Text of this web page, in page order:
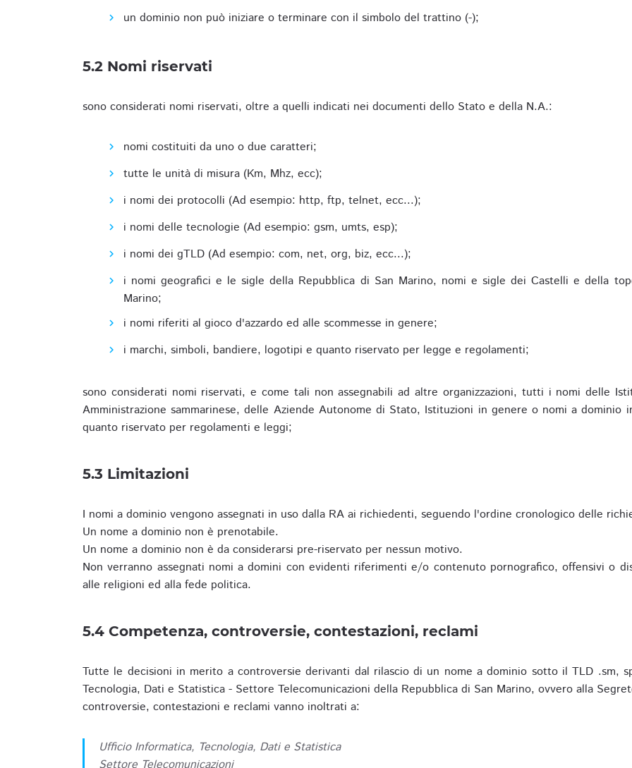
un dominio non può iniziare o terminare con il simbolo del trattino (-);
5.2 Nomi riservati
sono considerati nomi riservati, oltre a quelli indicati nei documenti dello Stato e della N.A.:
nomi costituiti da uno o due caratteri;
tutte le unità di misura (Km, Mhz, ecc);
i nomi dei protocolli (Ad esempio: http, ftp, telnet, ecc...);
i nomi delle tecnologie (Ad esempio: gsm, umts, esp);
i nomi dei gTLD (Ad esempio: com, net, org, biz, ecc...);
i nomi geografici e le sigle della Repubblica di San Marino, nomi e sigle dei Castelli e della
Marino;
i nomi riferiti al gioco d'azzardo ed alle scommesse in genere;
i marchi, simboli, bandiere, logotipi e quanto riservato per legge e regolamenti;
sono considerati nomi riservati, e come tali non assegnabili ad altre organizzazioni, tutti i nomi delle
Amministrazione sammarinese, delle Aziende Autonome di Stato, Istituzioni in genere o nomi a dominio
quanto riservato per regolamenti e leggi;
5.3 Limitazioni
I nomi a dominio vengono assegnati in uso dalla RA ai richiedenti, seguendo l'ordine cronologico delle
Un nome a dominio non è prenotabile.
Un nome a dominio non è da considerarsi pre-riservato per nessun motivo.
Non verranno assegnati nomi a domini con evidenti riferimenti e/o contenuto pornografico, offensivi o
alle religioni ed alla fede politica.
5.4 Competenza, controversie, contestazioni, reclami
Tutte le decisioni in merito a controversie derivanti dal rilascio di un nome a dominio sotto il TLD .sm,
Tecnologia, Dati e Statistica - Settore Telecomunicazioni della Repubblica di San Marino, ovvero alla
controversie, contestazioni e reclami vanno inoltrati a:
Ufficio Informatica, Tecnologia, Dati e Statistica